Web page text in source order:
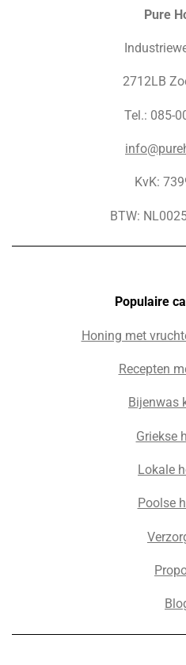
Pure
2712LB
Tel.: 085-
KvK:
BTW:
Populaire c
Honing met
Recepten
Bijenwas
Griekse
Lokale
Poolse